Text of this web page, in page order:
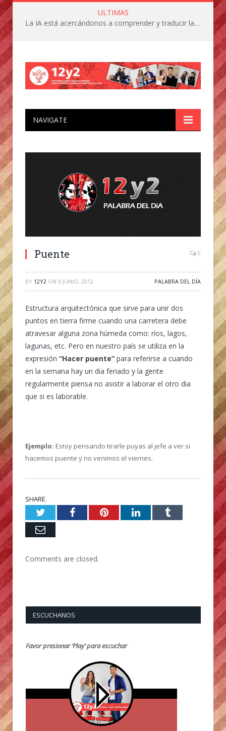
ULTIMAS
La IA está acercándonos a comprender y traducir las vocalizaciones y comportamientos de nuestras mascotas
NAVIGATE
Puente 0
BY 12Y2 ON 6 JUNIO, 2012 PALABRA DEL DÍA
Estructura arquitectónica que sirve para unir dos
puntos en tierra firme cuando una carretera debe
atravesar alguna zona húmeda como: ríos, lagos,
lagunas, etc. Pero en nuestro país se utiliza en la
expresión “Hacer puente” para referirse a cuando
en la semana hay un dia feriado y la gente
regularmente piensa no asistir a laborar el otro dia
que si es laborable.
Ejemplo: Estoy pensando tirarle puyas al jefe a ver si
hacemos puente y no venimos el viernes.
SHARE.
TwitterFacebookPinterestLinkedInTumblr
Email
Comments are closed.
ESCUCHANOS
Favor presionar ‘Play’ para escuchar